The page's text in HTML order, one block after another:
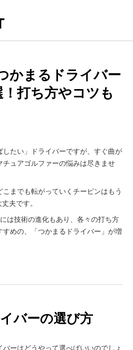
かまるドライバー
打ち方やコツも
したい」ドライバーですが、すぐ曲が
ュアゴルファーの悩みは尽きませ
までも転がっていくチーピンはもう
夫です。
は技術の進化もあり、各々の打ち方
めの、「つかまるドライバー」が増
バーの選び方
ーはどうやって選べばいいのでしょ